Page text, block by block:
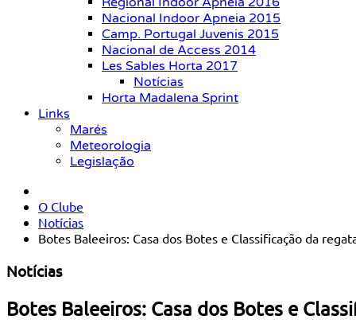
Nacional Indoor Apneia 2015
Camp. Portugal Juvenis 2015
Nacional de Access 2014
Les Sables Horta 2017
Notícias
Horta Madalena Sprint
Links
Marés
Meteorologia
Legislação
O Clube
Notícias
Botes Baleeiros: Casa dos Botes e Classificação da
Notícias
Botes Baleeiros: Casa dos Botes e